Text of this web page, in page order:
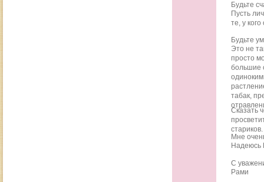
Будьте
Пусть
те, у
Будьте
Это не
просто
большие
табак,
Сказать
стариков.
Мне
Надеюсь
С
Рами